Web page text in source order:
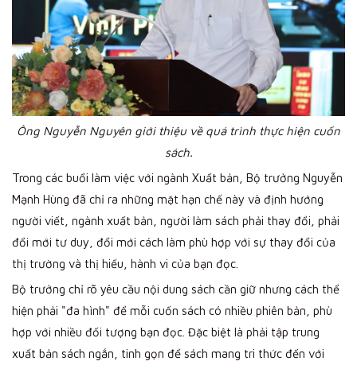
Ông Nguyễn Nguyên giới thiệu về quá trình thực hiện cuốn
sách.
Trong các buổi làm việc với ngành Xuất bản, Bộ trưởng Nguyễn
Mạnh Hùng đã chỉ ra những mặt hạn chế này và định hướng
người viết, ngành xuất bản, người làm sách phải thay đổi, phải
đổi mới tư duy, đổi mới cách làm phù hợp với sự thay đổi của
thị trường và thị hiếu, hành vi của bạn đọc.
Bộ trưởng chỉ rõ yêu cầu nội dung sách cần giữ nhưng cách thể
hiện phải "đa hình" để mỗi cuốn sách có nhiều phiên bản, phù
hợp với nhiều đối tượng bạn đọc. Đặc biệt là phải tập trung
xuất bản sách ngắn, tinh gọn để sách mang tri thức đến với